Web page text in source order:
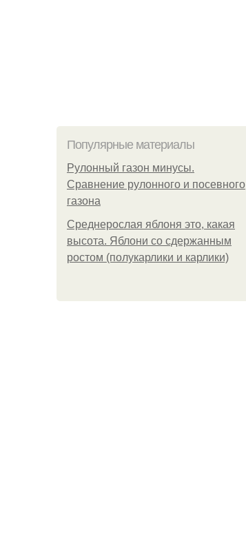
Популярные материалы
Рулонный газон минусы.
Сравнение рулонного и посевного
газона
Среднерослая яблоня это, какая
высота. Яблони со сдержанным
ростом (полукарлики и карлики)